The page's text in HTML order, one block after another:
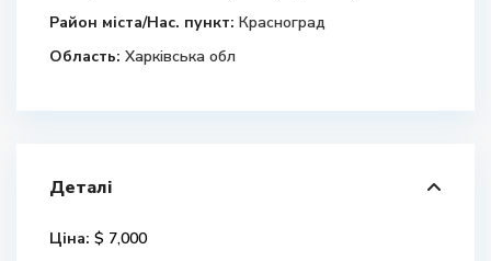
Район міста/Нас. пункт: Красноград
Область: Харківська обл
Деталі
Ціна: $ 7,000